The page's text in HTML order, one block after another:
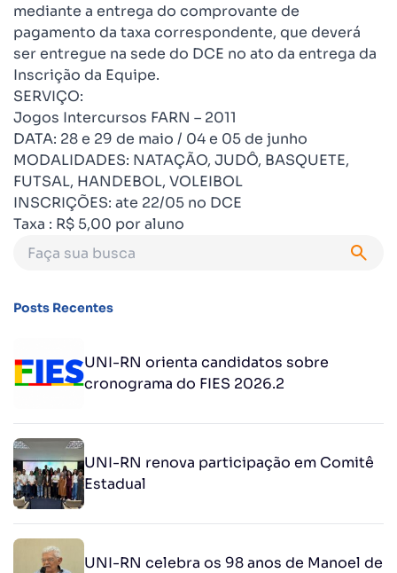
mediante a entrega do comprovante de
pagamento da taxa correspondente, que deverá
ser entregue na sede do DCE no ato da entrega da
Inscrição da Equipe.
SERVIÇO:
Jogos Intercursos FARN – 2011
DATA: 28 e 29 de maio / 04 e 05 de junho
MODALIDADES: NATAÇÃO, JUDÔ, BASQUETE,
FUTSAL, HANDEBOL, VOLEIBOL
INSCRIÇÕES: ate 22/05 no DCE
Taxa : R$ 5,00 por aluno
Posts Recentes
UNI-RN orienta candidatos sobre
cronograma do FIES 2026.2
UNI-RN renova participação em Comitê
Estadual
UNI-RN celebra os 98 anos de Manoel de